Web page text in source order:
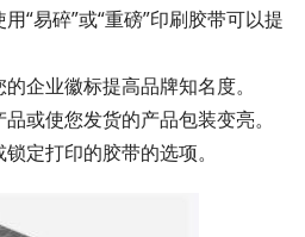
“易碎”或“重磅”印刷胶带可以提
企业徽标提高品牌知名度。
或使您发货的产品包装变亮。
定打印的胶带的选项。